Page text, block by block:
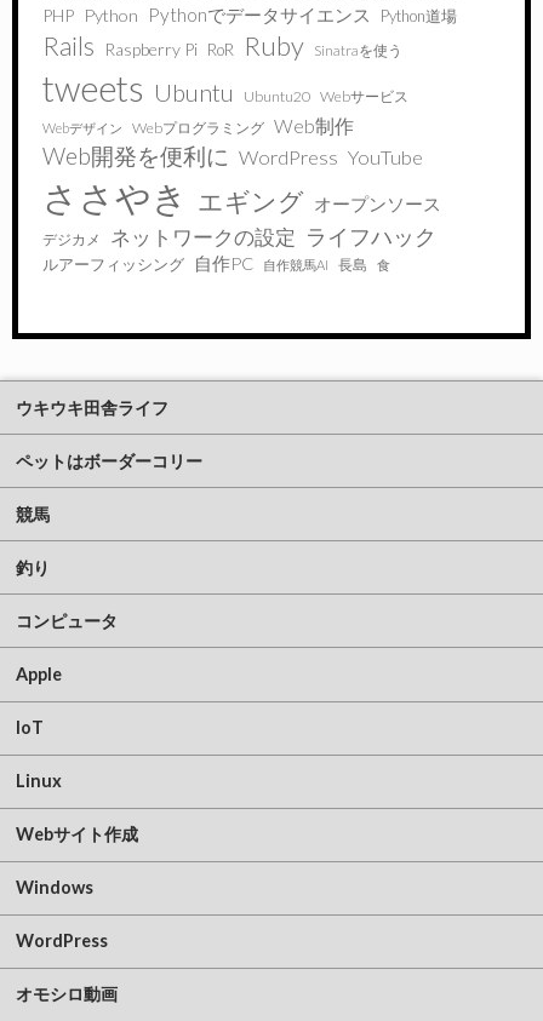
PHP Python Pythonでデータサイエンス Python道場
Rails Raspberry Pi RoR Ruby Sinatraを使う
tweets Ubuntu Ubuntu20 Webサービス
Webデザイン Webプログラミング Web制作
Web開発を便利に WordPress YouTube
ささやき エギング オープンソース
デジカメ ネットワークの設定 ライフハック
ルアーフィッシング 自作PC 自作競馬AI 長島 食
ウキウキ田舎ライフ
ペットはボーダーコリー
競馬
釣り
コンピュータ
Apple
IoT
Linux
Webサイト作成
Windows
WordPress
オモシロ動画